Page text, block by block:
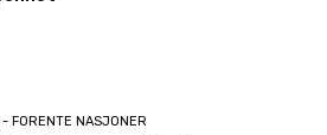
- FORENTE NASJONER